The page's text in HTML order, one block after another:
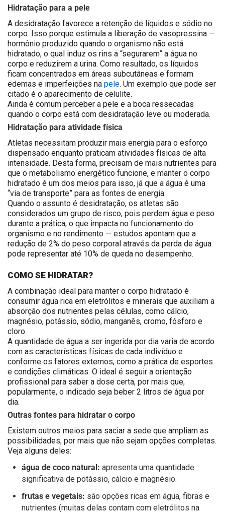
Hidratação para a pele
A desidratação favorece a retenção de líquidos e sódio no
corpo. Isso porque estimula a liberação de vasopressina —
hormônio produzido quando o organismo não está
hidratado, o qual induz os rins a “segurarem” a água no
corpo e reduzirem a urina. Como resultado, os líquidos
ficam concentrados em áreas subcutâneas e formam
edemas e imperfeições na pele. Um exemplo que pode ser
citado é o aparecimento de celulite.
Ainda é comum perceber a pele e a boca ressecadas
quando o corpo está com desidratação leve ou moderada.
Hidratação para atividade física
Atletas necessitam produzir mais energia para o esforço
dispensado enquanto praticam atividades físicas de alta
intensidade. Desta forma, precisam de mais nutrientes para
que o metabolismo energético funcione, e manter o corpo
hidratado é um dos meios para isso, já que a água é uma
“via de transporte” para as fontes de energia.
Quando o assunto é desidratação, os atletas são
considerados um grupo de risco, pois perdem água e peso
durante a prática, o que impacta no funcionamento do
organismo e no rendimento — estudos apontam que a
redução de 2% do peso corporal através da perda de água
pode representar até 10% de queda no desempenho.
COMO SE HIDRATAR?
A combinação ideal para manter o corpo hidratado é
consumir água rica em eletrólitos e minerais que auxiliam a
absorção dos nutrientes pelas células, como cálcio,
magnésio, potássio, sódio, manganês, cromo, fósforo e
cloro.
A quantidade de água a ser ingerida por dia varia de acordo
com as características físicas de cada indivíduo e
conforme os fatores externos, como a prática de esportes
e condições climáticas. O ideal é seguir a orientação
profissional para saber a dose certa, por mais que,
popularmente, o indicado seja beber 2 litros de água por
dia.
Outras fontes para hidratar o corpo
Existem outros meios para saciar a sede que ampliam as
possibilidades, por mais que não sejam opções completas.
Veja alguns deles:
água de coco natural: apresenta uma quantidade
significativa de potássio, cálcio e magnésio.
frutas e vegetais: são opções ricas em água, fibras e
nutrientes (muitas delas contam com eletrólitos na